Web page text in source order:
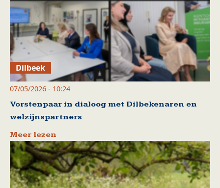
Dilbeek
07/05/2026 - 10:24
Vorstenpaar in dialoog met Dilbekenaren en
welzijnspartners
Meer lezen